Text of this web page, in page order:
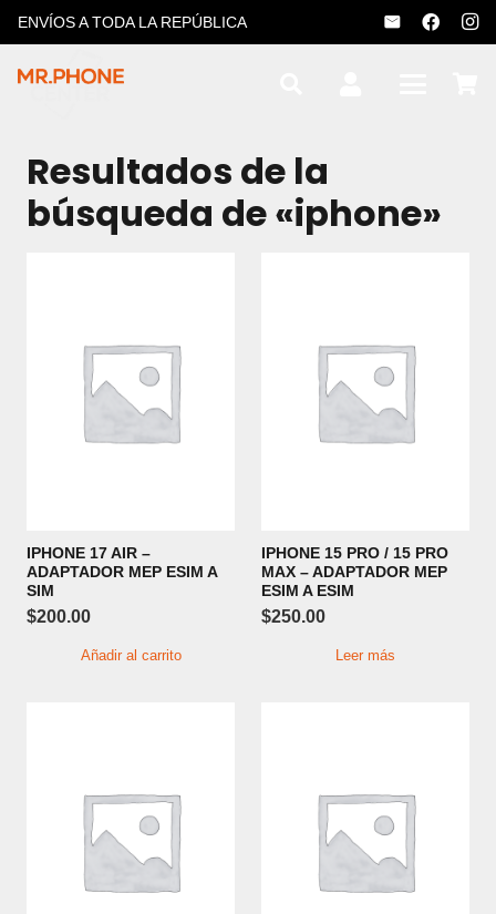
ENVÍOS A TODA LA REPÚBLICA
Resultados de la
búsqueda de «iphone»
IPHONE 17 AIR –
ADAPTADOR MEP ESIM A
SIM
$200.00
Añadir al carrito
IPHONE 15 PRO / 15 PRO
MAX – ADAPTADOR MEP
ESIM A ESIM
$250.00
Leer más